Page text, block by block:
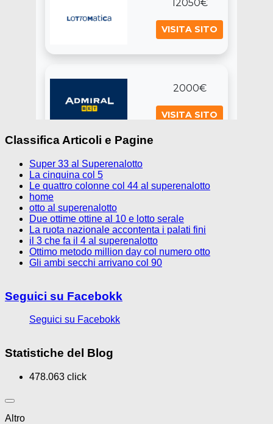
Classifica Articoli e Pagine
Super 33 al Superenalotto
La cinquina col 5
Le quattro colonne col 44 al superenalotto
home
otto al superenalotto
Due ottime ottine al 10 e lotto serale
La ruota nazionale accontenta i palati fini
il 3 che fa il 4 al superenalotto
Ottimo metodo million day col numero otto
Gli ambi secchi arrivano col 90
Seguici su Facebokk
Seguici su Facebokk
Statistiche del Blog
478.063 click
Altro